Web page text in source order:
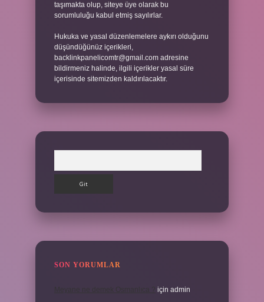
taşımakta olup, siteye üye olarak bu
sorumluluğu kabul etmiş sayılırlar.
Hukuka ve yasal düzenlemelere aykırı olduğunu
düşündüğünüz içerikleri,
backlinkpanelicomtr@gmail.com adresine
bildirmeniz halinde, ilgili içerikler yasal süre
içerisinde sitemizden kaldırılacaktır.
SON YORUMLAR
için admin